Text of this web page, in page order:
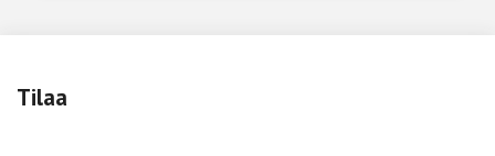
Tilaa